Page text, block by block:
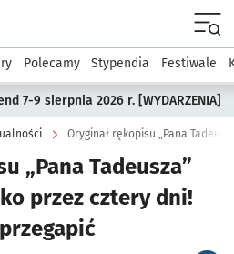
podserwis: Kultura
Polecamy Stypendia Festiwale
7-9 sierpnia 2026 r. [WYDARZENIA]
„Pana Tadeusza”
przez cztery dni!